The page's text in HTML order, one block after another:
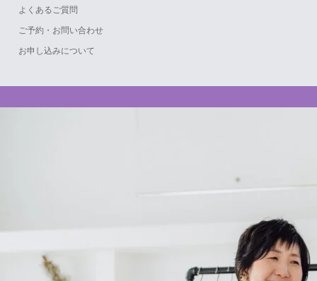
よくあるご質問
ご予約・お問い合わせ
お申し込みについて